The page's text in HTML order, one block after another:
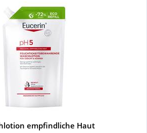
empfindliche Haut